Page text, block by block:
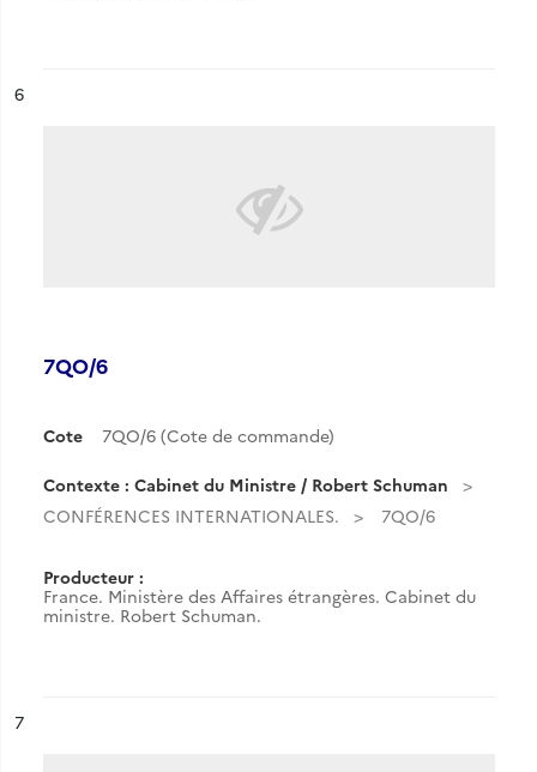
n°
6
7QO/6
Cote 7QO/6 (Cote de commande)
Contexte : Cabinet du Ministre / Robert Schuman
CONFÉRENCES INTERNATIONALES.
7QO/6
Producteur :
France. Ministère des Affaires étrangères. Cabinet du
ministre. Robert Schuman.
n°
7